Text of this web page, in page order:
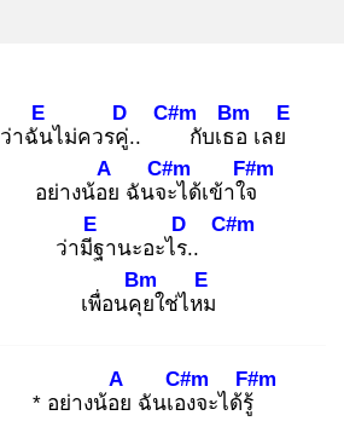
ว่าฉัน
E
ไม่ควรคู่.
D
.
C#m
กับเธอ
Bm
เลย
E
อย่างน้อย
A
ฉันจะ
C#m
ได้เข้าใจ
F#m
ว่ามีฐ
E
านะอะไร.
D
.
C#m
เพื่อนคุย
Bm
ใช่ไหม
E
* อย่างน้อย
A
ฉันเอง
C#m
จะได้รู้
F#m